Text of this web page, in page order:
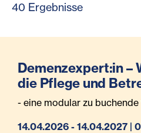
40 Ergebnisse
Demenzexpert:in –
die Pflege und
- eine modular zu
14.04.2026 - 14.04.2027 |